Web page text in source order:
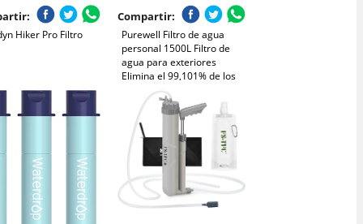
Hiker Pro Filtro
Compartir:
Purewell Filtro de agua
personal 1500L Filtro de
agua para exteriores
Elimina el 99,101% de los
contaminantes, trekking,
viajes de aventura y
preparación para
emergencias